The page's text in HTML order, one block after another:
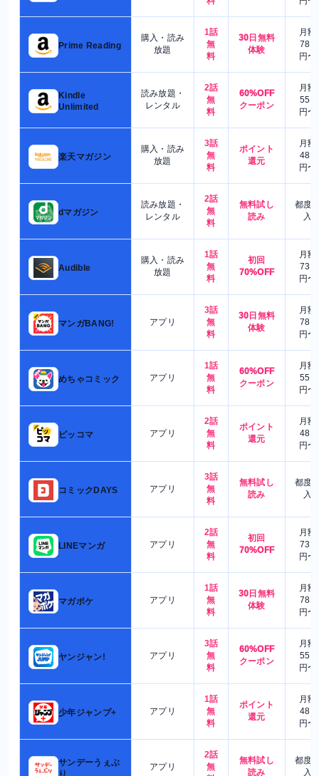
Prime Reading
購入・読み
放題
1話
無
料
30日無料
体験
月額
780
円〜
Kindle
Unlimited
読み放題・
レンタル
2話
無
料
60%OFF
クーポン
月額
550
円〜
楽天マガジン
購入・読み
放題
3話
無
料
ポイント
還元
月額
480
円〜
dマガジン
読み放題・
レンタル
2話
無
料
無料試し
読み
都度
入
Audible
購入・読み
放題
1話
無
料
初回
70%OFF
月額
730
円〜
マンガBANG! アプリ
3話
無
料
30日無料
体験
月額
780
円〜
めちゃコミック アプリ
1話
無
料
60%OFF
クーポン
月額
550
円〜
ピッコマ アプリ
2話
無
料
ポイント
還元
月額
480
円〜
コミックDAYS アプリ
3話
無
料
無料試し
読み
都度
入
LINEマンガ アプリ
2話
無
料
初回
70%OFF
月額
730
円〜
マガポケ アプリ
1話
無
料
30日無料
体験
月額
780
円〜
ヤンジャン! アプリ
3話
無
料
60%OFF
クーポン
月額
550
円〜
少年ジャンプ+ アプリ
1話
無
料
ポイント
還元
月額
480
円〜
サンデーうぇぶ
アプリ
2話
無
無料試し
読み
都度
入